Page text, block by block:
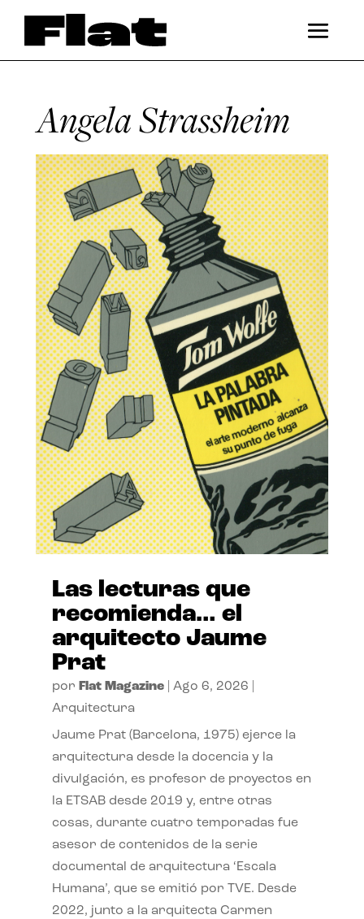
Angela Strassheim
Las lecturas que
recomienda… el
arquitecto Jaume
Prat
por Flat Magazine| Ago 6, 2026
Arquitectura
Jaume Prat (Barcelona, 1975) ejerce la
arquitectura desde la docencia y la
divulgación, es profesor de proyectos en
la ETSAB desde 2019 y, entre otras
cosas, durante cuatro temporadas fue
asesor de contenidos de la serie
documental de arquitectura ‘Escala
Humana’, que se emitió por TVE. Desde
2022, junto a la arquitecta Carmen